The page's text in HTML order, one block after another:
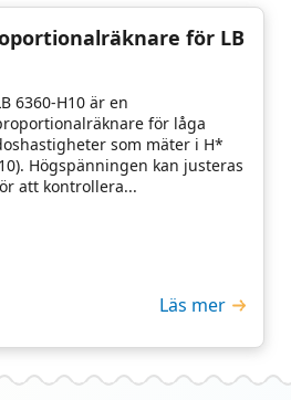
för LB
6360-H10 är en
för låga
som mäter i H*
Högspänningen kan justeras
att kontrollera...
Läs mer